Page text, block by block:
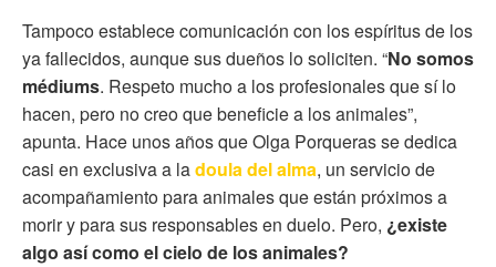
Tampoco establece comunicación con los espíritus de los
ya fallecidos, aunque sus dueños lo soliciten. “No somos
médiums. Respeto mucho a los profesionales que sí lo
hacen, pero no creo que beneficie a los animales”,
apunta. Hace unos años que Olga Porqueras se dedica
casi en exclusiva a ladoula del alma, un servicio de
acompañamiento para animales que están próximos a
morir y para sus responsables en duelo. Pero, ¿existe
algo así como el cielo de los animales?